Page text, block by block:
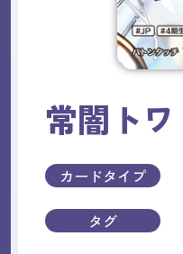
常闇トワ
カードタイプ
タグ